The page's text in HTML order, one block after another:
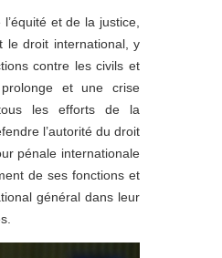
et de la justice,
le droit international, y
contre les civils et
et une crise
les efforts de la
l’autorité du droit
pénale internationale
de ses fonctions et
général dans leur